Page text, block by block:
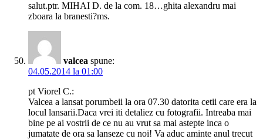
salut.ptr. MIHAI D. de la com. 18…ghita alexandru mai
zboara la branesti?ms.
valcea spune:
04.05.2014 la 01:00
pt Viorel C.:
Valcea a lansat porumbeii la ora 07.30 datorita cetii care era la
locul lansarii.Daca vrei iti detaliez cu fotografii. Intreaba mai
bine pe ai vostrii de ce nu au vrut sa mai astepte inca o
jumatate de ora sa lanseze cu noi! Va aduc aminte anul trecut